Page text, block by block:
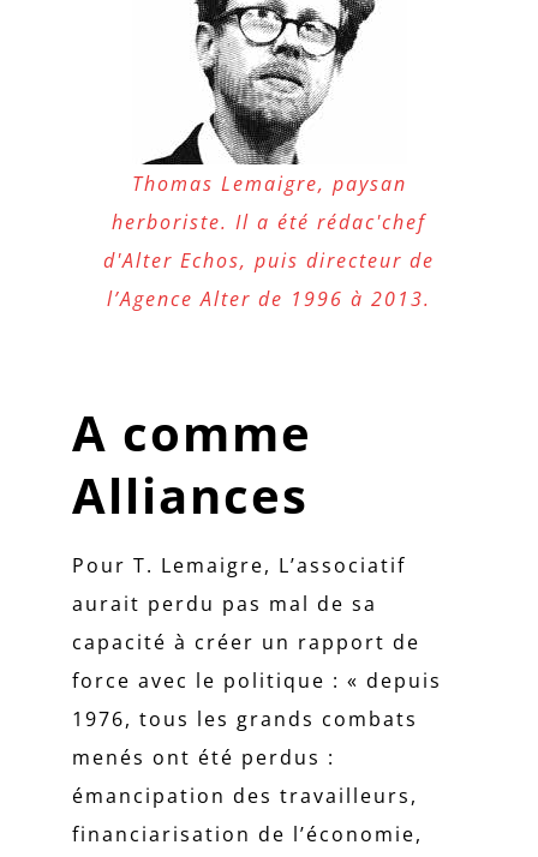
Thomas Lemaigre, paysan
herboriste. Il a été rédac'chef
d'Alter Echos, puis directeur de
l’Agence Alter de 1996 à 2013.
A comme
Alliances
Pour T. Lemaigre, L’associatif
aurait perdu pas mal de sa
capacité à créer un rapport de
force avec le politique : « depuis
1976, tous les grands combats
menés ont été perdus :
émancipation des travailleurs,
financiarisation de l’économie,